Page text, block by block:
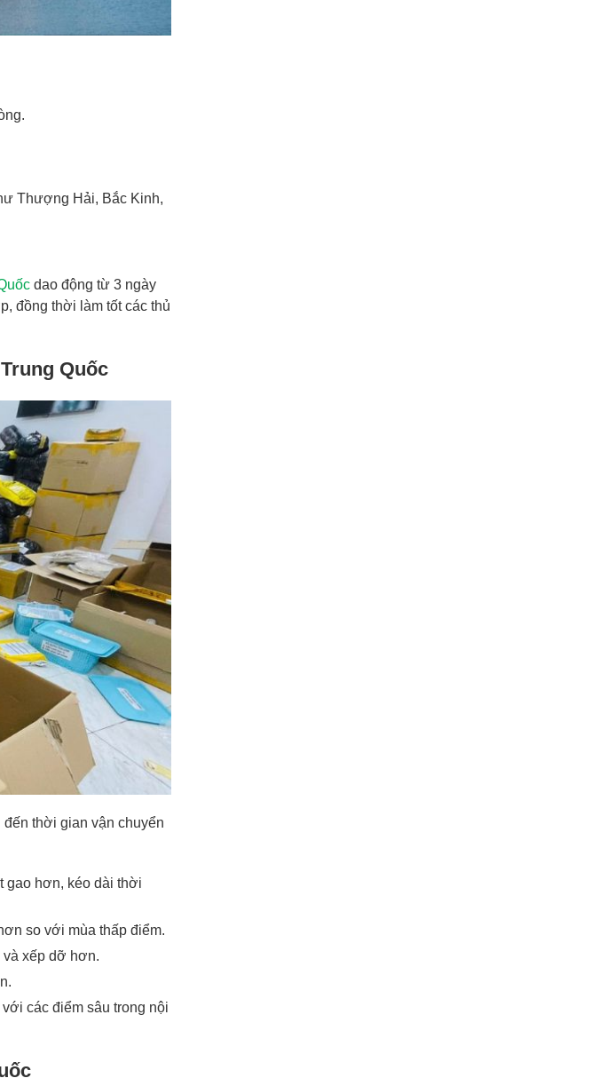
Thượng Hải, Bắc Kinh,
dao động từ 3 ngày
đồng thời làm tốt các thủ
Quốc
thời gian vận chuyển
gao hơn, kéo dài thời
so với mùa thấp điểm.
xếp dỡ hơn.
các điểm sâu trong nội